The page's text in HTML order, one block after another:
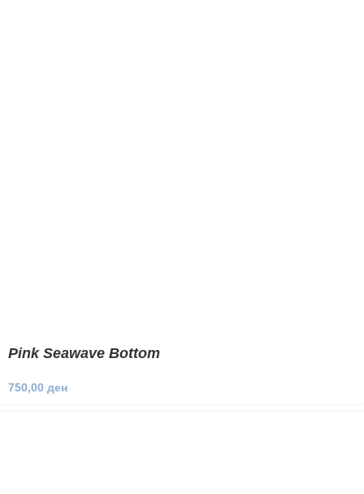
Pink Seawave Bottom
750,00 ден